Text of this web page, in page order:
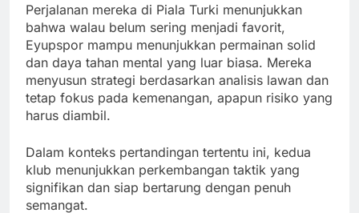
Perjalanan mereka di Piala Turki menunjukkan
bahwa walau belum sering menjadi favorit,
Eyupspor mampu menunjukkan permainan solid
dan daya tahan mental yang luar biasa. Mereka
menyusun strategi berdasarkan analisis lawan dan
tetap fokus pada kemenangan, apapun risiko yang
harus diambil.
Dalam konteks pertandingan tertentu ini, kedua
klub menunjukkan perkembangan taktik yang
signifikan dan siap bertarung dengan penuh
semangat.